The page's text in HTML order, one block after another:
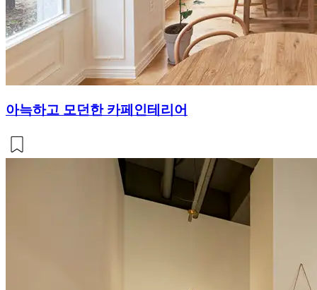
아늑하고 모던한 카페인테리어